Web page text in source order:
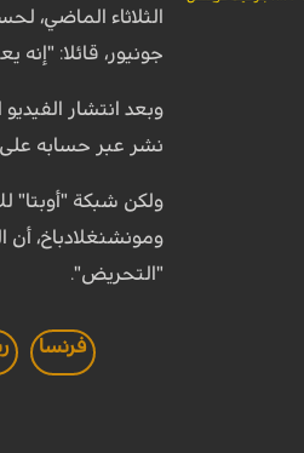
الثلاثاء الماضي،
جونيور، قائلا:
وبعد انتشار
نشر عبر حسابه على
ولكن شبكة "أوبتا"
ومونشنغلادباخ، أن
"التحريض".
فرنسا